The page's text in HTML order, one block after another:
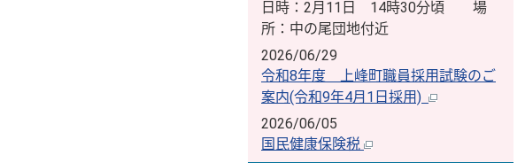
日時：2月11日 14時30分頃 場
所：中の尾団地付近
2026/06/29
令和8年度 上峰町職員採用試験のご
案内(令和9年4月1日採用)
2026/06/05
国民健康保険税